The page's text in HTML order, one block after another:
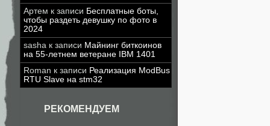
Артем к записи Бесплатные боты,
чтобы раздеть девушку по фото в
2024
sasha к записи Майнинг биткоинов
на 55-летнем ветеране IBM 1401
Roman к записи Реализация ModBus
RTU Slave на stm32
РЕКОМЕНДУЕМ